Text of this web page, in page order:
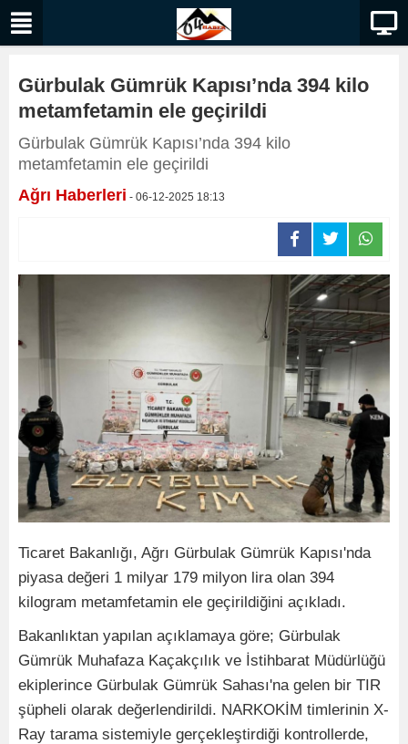
Gürbulak Gümrük Kapısı’nda 394 kilo
metamfetamin ele geçirildi
Gürbulak Gümrük Kapısı’nda 394 kilo
metamfetamin ele geçirildi
Ağrı Haberleri - 06-12-2025 18:13
Ticaret Bakanlığı, Ağrı Gürbulak Gümrük Kapısı'nda
piyasa değeri 1 milyar 179 milyon lira olan 394
kilogram metamfetamin ele geçirildiğini açıkladı.
Bakanlıktan yapılan açıklamaya göre; Gürbulak
Gümrük Muhafaza Kaçakçılık ve İstihbarat Müdürlüğü
ekiplerince Gürbulak Gümrük Sahası'na gelen bir TIR
şüpheli olarak değerlendirildi. NARKOKİM timlerinin X-
Ray tarama sistemiyle gerçekleştirdiği kontrollerde,